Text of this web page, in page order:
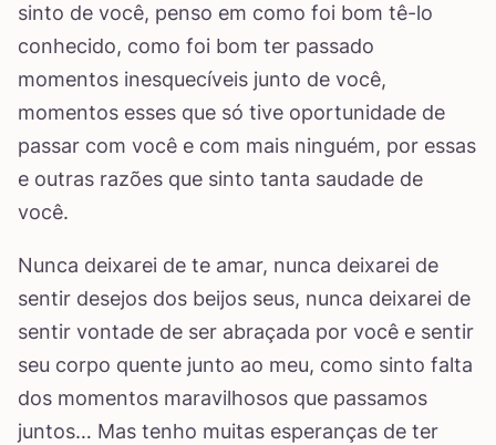
sinto de você, penso em como foi bom tê-lo
conhecido, como foi bom ter passado
momentos inesquecíveis junto de você,
momentos esses que só tive oportunidade de
passar com você e com mais ninguém, por essas
e outras razões que sinto tanta saudade de
você.
Nunca deixarei de te amar, nunca deixarei de
sentir desejos dos beijos seus, nunca deixarei de
sentir vontade de ser abraçada por você e sentir
seu corpo quente junto ao meu, como sinto falta
dos momentos maravilhosos que passamos
juntos… Mas tenho muitas esperanças de ter